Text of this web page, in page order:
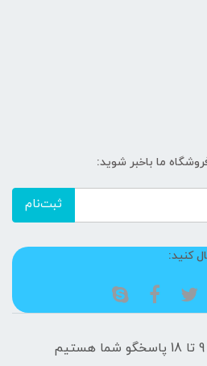
ما باخبر شوید:
ثبت‌نام
کنید: